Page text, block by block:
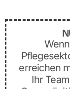
erreichen
Ihr